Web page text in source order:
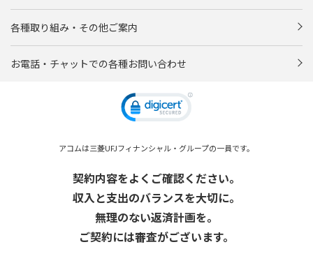
各種取り組み・その他ご案内
お電話・チャットでの各種お問い合わせ
アコムは三菱UFJフィナンシャル・グループの一員です。
契約内容をよくご確認ください。
収入と支出のバランスを大切に。
無理のない返済計画を。
ご契約には審査がございます。